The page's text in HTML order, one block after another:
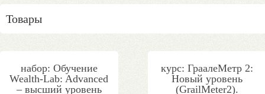
Товары
набор: Обучение
Wealth-Lab: Advanced
– высший уровень
курс: ГраалеМетр 2:
Новый уровень
(GrailMeter2).